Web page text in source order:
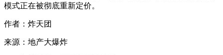
模式正在被彻底重新定价。
作者：炸天团
来源：地产大爆炸